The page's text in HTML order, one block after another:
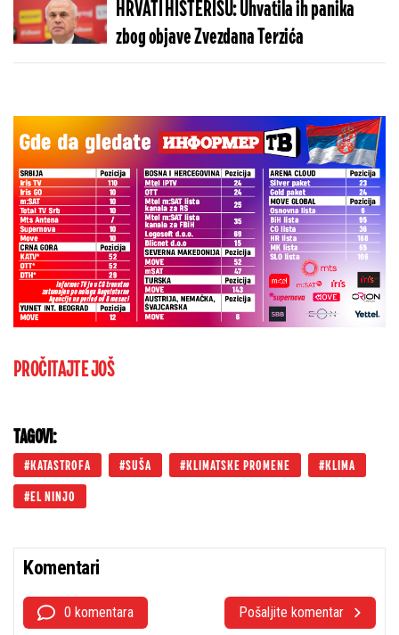
HRVATI HISTERIŠU: Uhvatila ih panika
zbog objave Zvezdana Terzića
PROČITAJTE JOŠ
TAGOVI:
KATASTROFA SUŠA KLIMATSKE PROMENE KLIMA
EL NINJO
Komentari
0 komentara Pošaljite komentar